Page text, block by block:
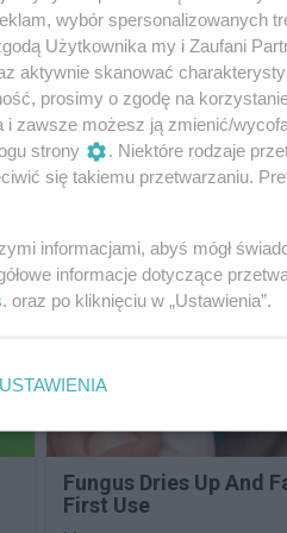
9 h 13 min
Fungus Dries Up And
First Use
wybór spersonalizowanych
Użytkownika my i Zaufani
aktywnie skanować
prosimy o zgodę na
i zawsze możesz ją zmienić/
strony
. Niektóre rodzaje
się takiemu przetwarzaniu.
informacjami, abyś mógł
informacje dotyczące
. oraz po kliknięciu w „Ustawienia”.
USTAWIENIA